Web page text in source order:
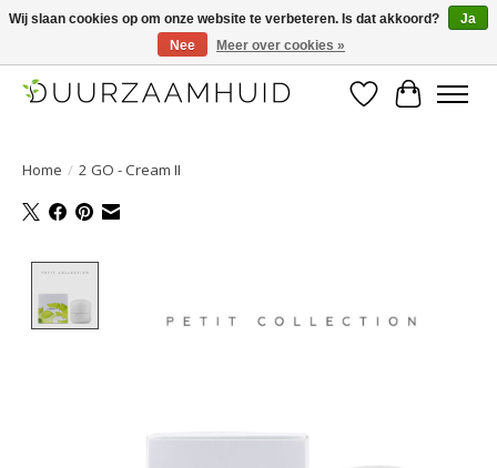
Duurzaamhuid, uw duurzame weg naar een mooie, gezonde huid.
Verlanglijst
Home / 2 GO - Cream II
Wij slaan cookies op om onze website te verbeteren. Is dat akkoord?
Ja
Nee
Meer over cookies »